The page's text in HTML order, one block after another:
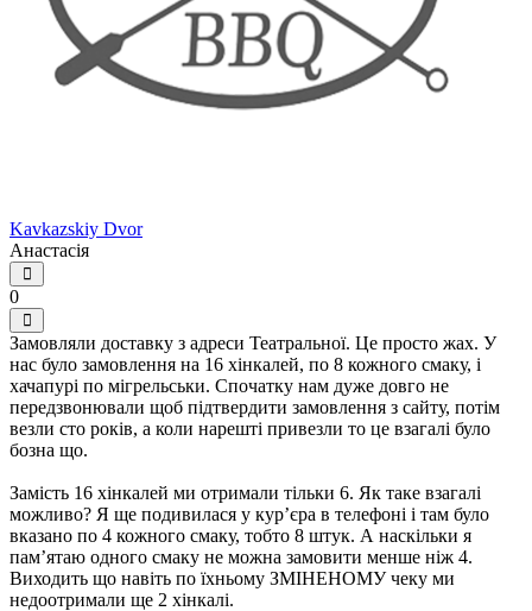
Kavkazskiy Dvor
Анастасія
0
Замовляли доставку з адреси Театральної. Це просто жах. У
нас було замовлення на 16 хінкалей, по 8 кожного смаку, і
хачапурі по мігрельськи. Спочатку нам дуже довго не
передзвонювали щоб підтвердити замовлення з сайту, потім
везли сто років, а коли нарешті привезли то це взагалі було
бозна що.
Замість 16 хінкалей ми отримали тільки 6. Як таке взагалі
можливо? Я ще подивилася у курʼєра в телефоні і там було
вказано по 4 кожного смаку, тобто 8 штук. А наскільки я
памʼятаю одного смаку не можна замовити менше ніж 4.
Виходить що навіть по їхньому ЗМІНЕНОМУ чеку ми
недоотримали ще 2 хінкалі.